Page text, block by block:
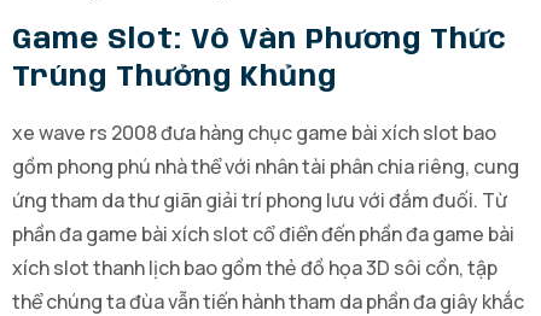
Game Slot: Vô Vàn Phương Thức
Trúng Thưởng Khủng
xe wave rs 2008 đưa hàng chục game bài xích slot bao
gồm phong phú nhà thể với nhân tài phân chia riêng, cung
ứng tham da thư giãn giải trí phong lưu với đắm đuối. Từ
phần đa game bài xích slot cổ điển đến phần đa game bài
xích slot thanh lịch bao gồm thẻ đồ họa 3D sôi cồn, tập
thể chúng ta đùa vẫn tiến hành tham da phần đa giây khắc